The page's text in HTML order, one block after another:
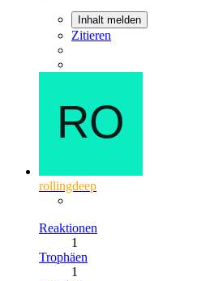
Inhalt melden
Zitieren
rollingdeep
Reaktionen
1
Trophäen
1